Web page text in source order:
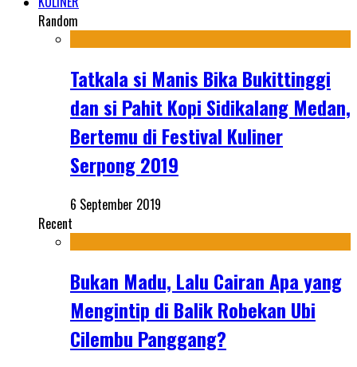
Random
Tatkala si Manis Bika Bukittinggi
dan si Pahit Kopi Sidikalang Medan,
Bertemu di Festival Kuliner
Serpong 2019
6 September 2019
Recent
Bukan Madu, Lalu Cairan Apa yang
Mengintip di Balik Robekan Ubi
Cilembu Panggang?